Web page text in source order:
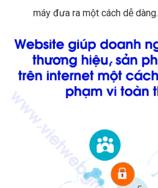
máy đưa ra một cách dễ dàng.